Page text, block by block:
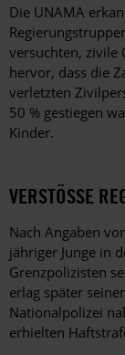
Die UNAMA
versuchten, zivile
hervor, dass die
verletzten
50 % gestiegen
Kinder.
VERSTÖSSE
Nach Angaben
jähriger Junge in
Grenzpolizisten
erlag später
Nationalpolizei
erhielten